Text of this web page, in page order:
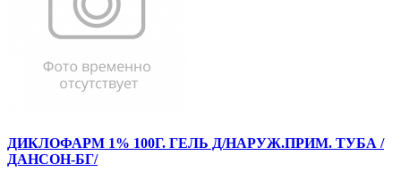
ДИКЛОФАРМ 1% 100Г. ГЕЛЬ Д/НАРУЖ.ПРИМ. ТУБА /
ДАНСОН-БГ/